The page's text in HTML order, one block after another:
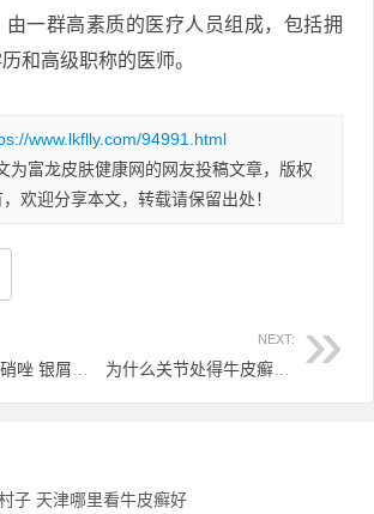
由一群高素质的医疗人员组成，包括拥
和高级职称的医师。
www.lkflly.com/94991.html
为富龙皮肤健康网的网友投稿文章，版权
，欢迎分享本文，转载请保留出处！
NEXT:
为什么关节处得牛皮癣 关节型牛皮肤癣
子 天津哪里看牛皮癣好